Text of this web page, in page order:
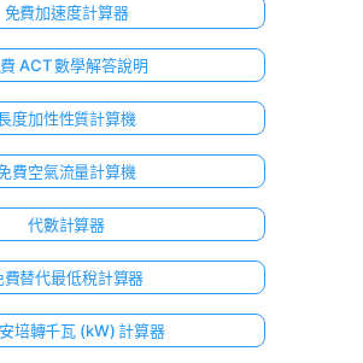
免費加速度計算器
ACT 數學解答說明
度加性性質計算機
費空氣流量計算機
代數計算器
費替代最低稅計算器
培轉千瓦 (kW) 計算器